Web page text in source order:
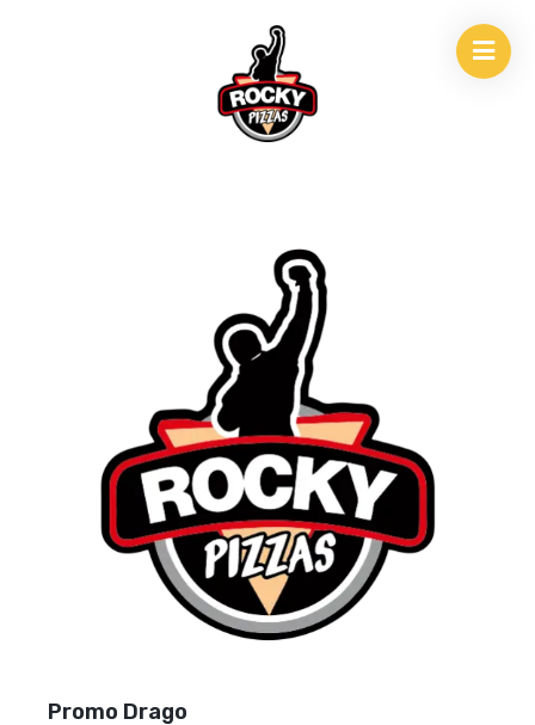
Promo Drago